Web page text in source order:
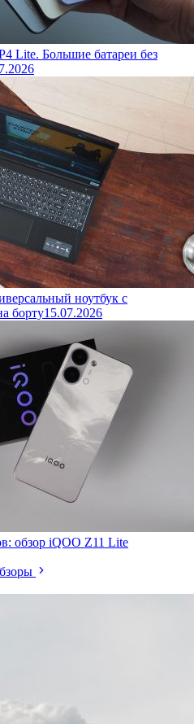
Lite. Большие батареи без
ноутбук с
борту15.07.2026
обзор iQOO Z11 Lite